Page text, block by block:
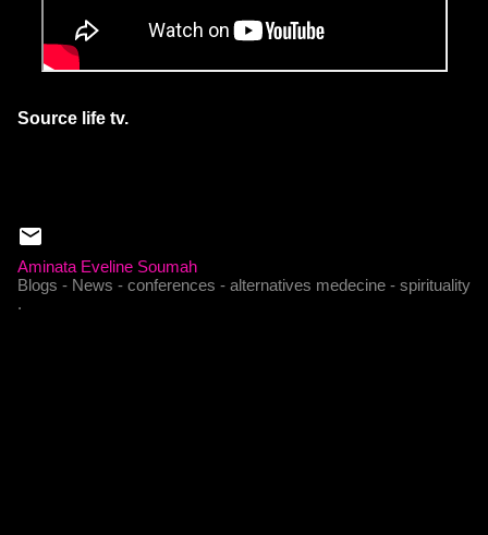
Source life tv.
Aminata Eveline Soumah
Blogs - News - conferences - alternatives medecine - spirituality
.